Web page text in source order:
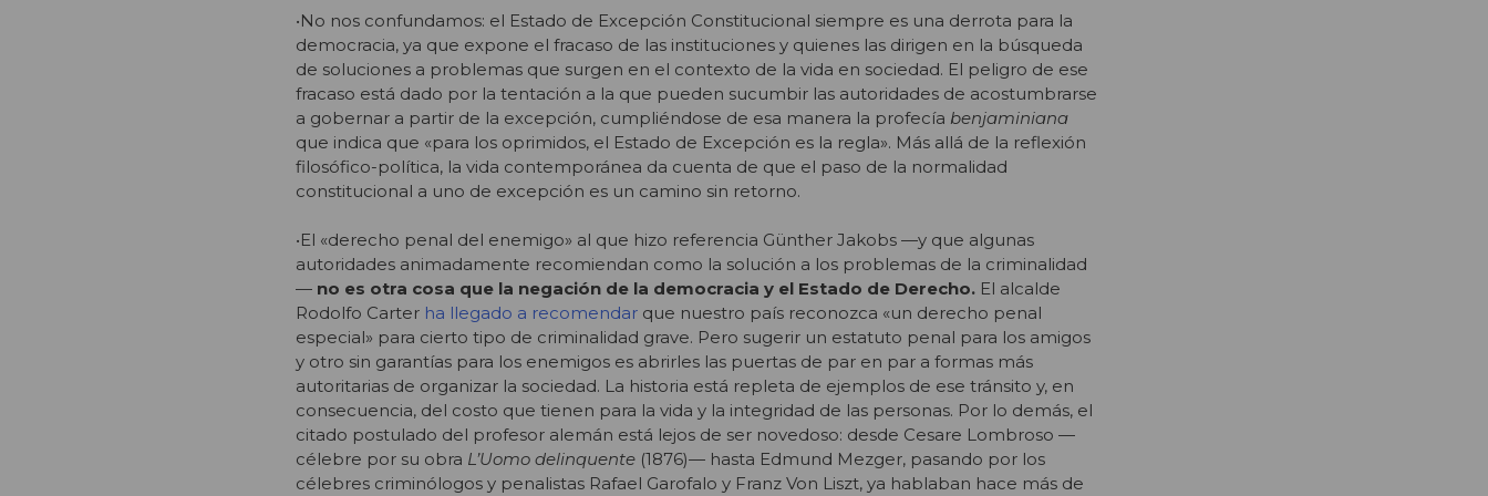
•No nos confundamos: el Estado de Excepción Constitucional siempre es una derrota para la
democracia, ya que expone el fracaso de las instituciones y quienes las dirigen en la búsqueda
de soluciones a problemas que surgen en el contexto de la vida en sociedad. El peligro de ese
fracaso está dado por la tentación a la que pueden sucumbir las autoridades de acostumbrarse
a gobernar a partir de la excepción, cumpliéndose de esa manera la profecía benjaminiana
que indica que «para los oprimidos, el Estado de Excepción es la regla». Más allá de la reflexión
filosófico-política, la vida contemporánea da cuenta de que el paso de la normalidad
constitucional a uno de excepción es un camino sin retorno.
•El «derecho penal del enemigo» al que hizo referencia Günther Jakobs —y que algunas
autoridades animadamente recomiendan como la solución a los problemas de la criminalidad
— no es otra cosa que la negación de la democracia y el Estado de Derecho. El alcalde
Rodolfo Carter ha llegado a recomendar que nuestro país reconozca «un derecho penal
especial» para cierto tipo de criminalidad grave. Pero sugerir un estatuto penal para los amigos
y otro sin garantías para los enemigos es abrirles las puertas de par en par a formas más
autoritarias de organizar la sociedad. La historia está repleta de ejemplos de ese tránsito y, en
consecuencia, del costo que tienen para la vida y la integridad de las personas. Por lo demás, el
citado postulado del profesor alemán está lejos de ser novedoso: desde Cesare Lombroso —
célebre por su obra L’Uomo delinquente (1876)— hasta Edmund Mezger, pasando por los
célebres criminólogos y penalistas Rafael Garofalo y Franz Von Liszt, ya hablaban hace más de